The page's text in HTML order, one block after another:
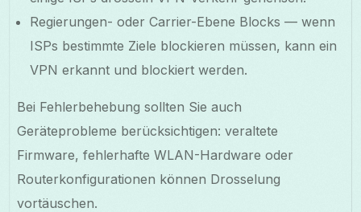
Regierungen- oder Carrier-Ebene Blocks — wenn
ISPs bestimmte Ziele blockieren müssen, kann ein
VPN erkannt und blockiert werden.
Bei Fehlerbehebung sollten Sie auch
Geräteprobleme berücksichtigen: veraltete
Firmware, fehlerhafte WLAN-Hardware oder
Routerkonfigurationen können Drosselung
vortäuschen.